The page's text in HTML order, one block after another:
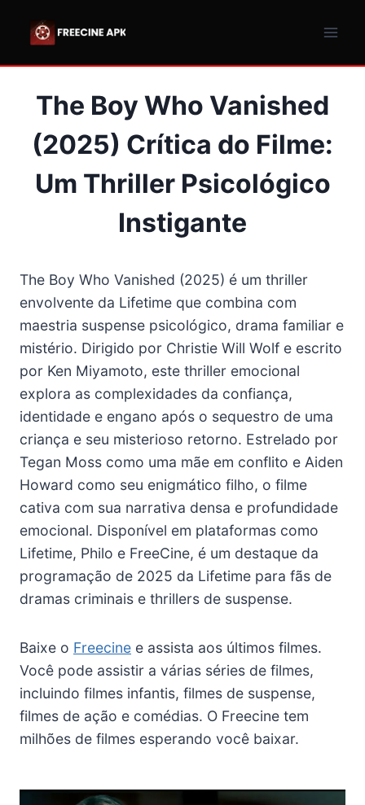
The Boy Who Vanished
(2025) Crítica do Filme:
Um Thriller Psicológico
Instigante
The Boy Who Vanished (2025) é um thriller
envolvente da Lifetime que combina com
maestria suspense psicológico, drama familiar e
mistério. Dirigido por Christie Will Wolf e escrito
por Ken Miyamoto, este thriller emocional
explora as complexidades da confiança,
identidade e engano após o sequestro de uma
criança e seu misterioso retorno. Estrelado por
Tegan Moss como uma mãe em conflito e Aiden
Howard como seu enigmático filho, o filme
cativa com sua narrativa densa e profundidade
emocional. Disponível em plataformas como
Lifetime, Philo e FreeCine, é um destaque da
programação de 2025 da Lifetime para fãs de
dramas criminais e thrillers de suspense.
Baixe o Freecine e assista aos últimos filmes.
Você pode assistir a várias séries de filmes,
incluindo filmes infantis, filmes de suspense,
filmes de ação e comédias. O Freecine tem
milhões de filmes esperando você baixar.